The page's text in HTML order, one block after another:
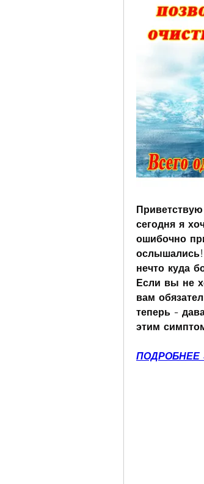
сегодня я
ошибочно
нечто куда
Если вы не
вам
теперь -
этим
ПОДРОБНЕЕ